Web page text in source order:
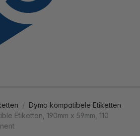
Dymo kompatibele Etiketten
Etiketten, 190mm x 59mm, 110